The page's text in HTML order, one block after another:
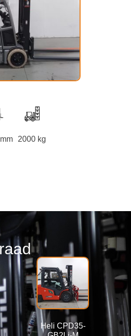
2000 kg
Heli CPD35-